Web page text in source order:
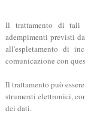
Il trattamento di tali
adempimenti previsti
all'espletamento di
comunicazione con
Il trattamento può
strumenti elettronici,
dei dati.